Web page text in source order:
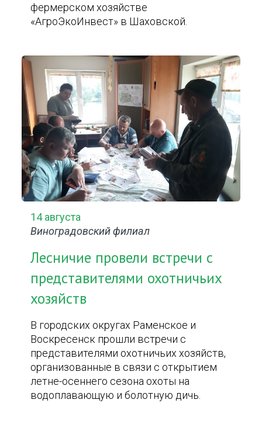
фермерском хозяйстве
«АгроЭкоИнвест» в Шаховской.
14 августа
Виноградовский филиал
Лесничие провели встречи с
представителями охотничьих
хозяйств
В городских округах Раменское и
Воскресенск прошли встречи с
представителями охотничьих хозяйств,
организованные в связи с открытием
летне-осеннего сезона охоты на
водоплавающую и болотную дичь.